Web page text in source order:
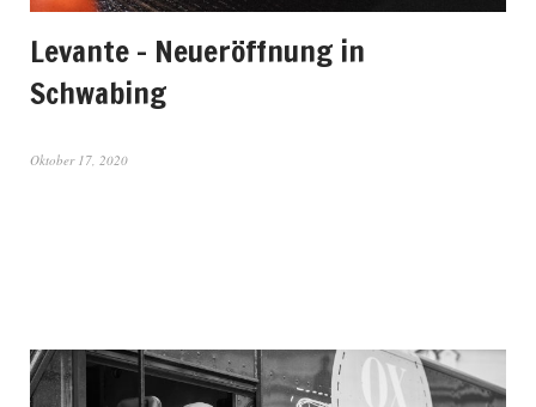
Levante – Neueröffnung in
Schwabing
Oktober 17, 2020